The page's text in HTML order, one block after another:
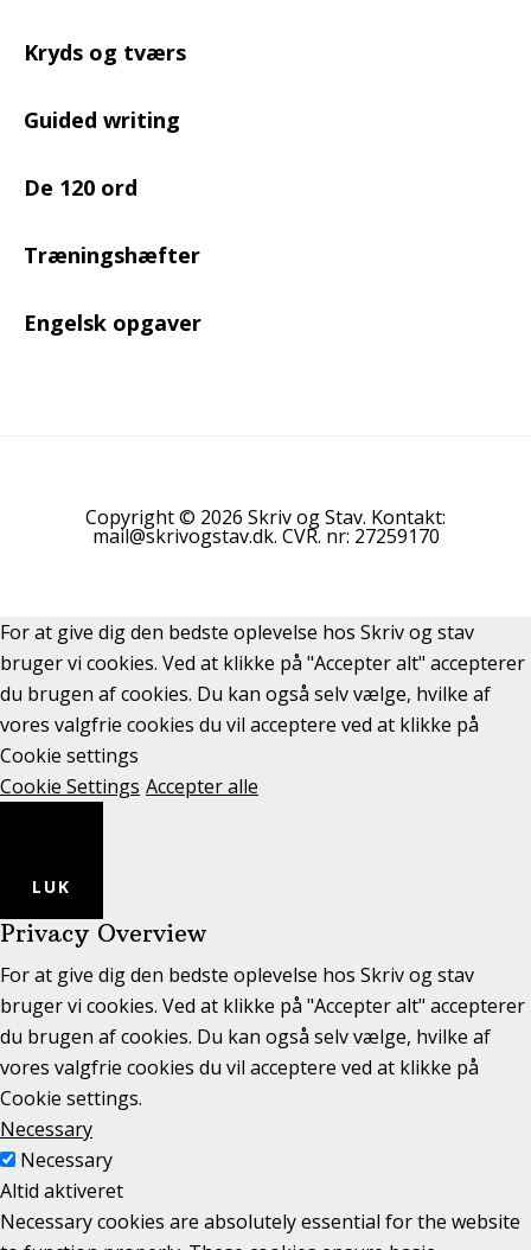
Kryds og tværs
Guided writing
De 120 ord
Træningshæfter
Engelsk opgaver
Copyright © 2026 Skriv og Stav. Kontakt:
mail@skrivogstav.dk. CVR. nr: 27259170
For at give dig den bedste oplevelse hos Skriv og stav
bruger vi cookies. Ved at klikke på "Accepter alt" accepterer
du brugen af cookies. Du kan også selv vælge, hvilke af
vores valgfrie cookies du vil acceptere ved at klikke på
Cookie settings
Cookie Settings Accepter alle
LUK
Privacy Overview
For at give dig den bedste oplevelse hos Skriv og stav
bruger vi cookies. Ved at klikke på "Accepter alt" accepterer
du brugen af cookies. Du kan også selv vælge, hvilke af
vores valgfrie cookies du vil acceptere ved at klikke på
Cookie settings.
Necessary
Necessary
Altid aktiveret
Necessary cookies are absolutely essential for the website